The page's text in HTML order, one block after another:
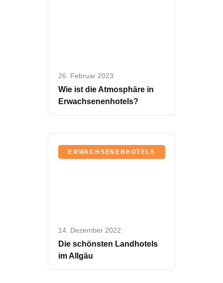
26. Februar 2023
Wie ist die Atmosphäre in
Erwachsenenhotels?
ERWACHSENENHOTELS
14. Dezember 2022
Die schönsten Landhotels
im Allgäu